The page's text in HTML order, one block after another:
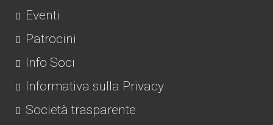
Eventi
Patrocini
Info Soci
Informativa sulla Privacy
Società trasparente